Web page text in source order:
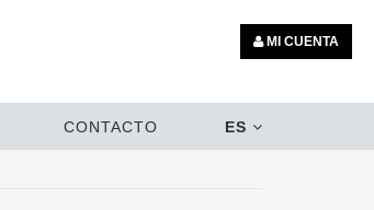
MI CUENTA
CONTACTO ES